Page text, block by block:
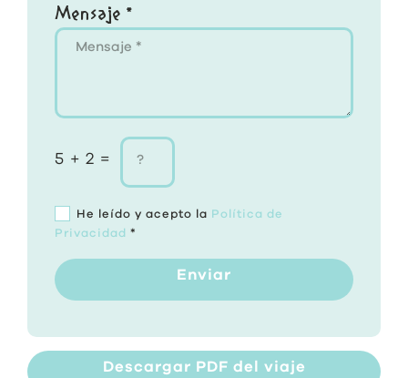
Mensaje *
5 + 2 =
He leído y acepto la Política de
Privacidad *
Enviar
Descargar PDF del viaje